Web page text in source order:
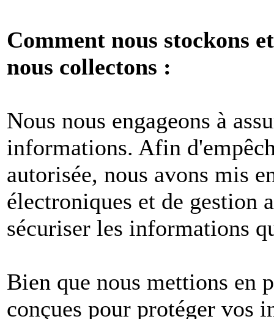
Comment nous stockons
nous collectons :
Nous nous engageons à
informations. Afin
autorisée, nous avons mis
électroniques et de gestion
sécuriser les informations
Bien que nous mettions en
conçues pour protéger vos